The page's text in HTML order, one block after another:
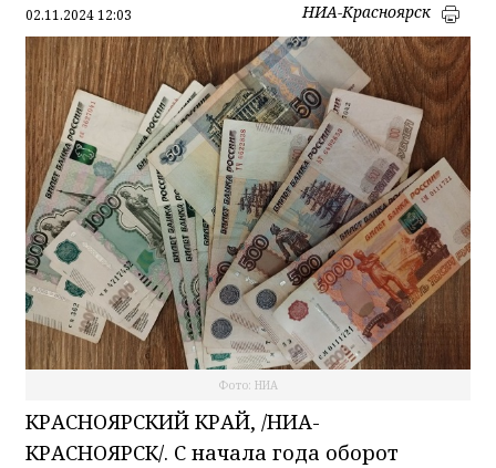
02.11.2024 12:03 НИА-Красноярск
Фото: НИА
КРАСНОЯРСКИЙ КРАЙ, /НИА-
КРАСНОЯРСК/. С начала года оборот